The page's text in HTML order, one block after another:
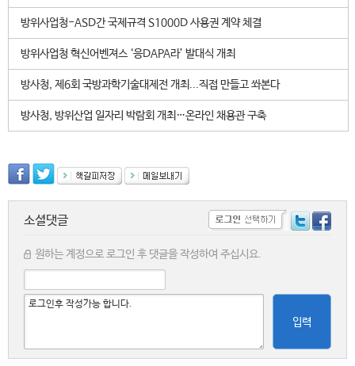
방위사업청-ASD간 국제규격 S1000D 사용권 계약 체결
방위사업청 혁신어벤져스 ‘응DAPA라’ 발대식 개최
방사청, 제6회 국방과학기술대제전 개최...직접 만들고 쏴본다
방사청, 방위산업 일자리 박람회 개최…온라인 채용관 구축
소셜댓글
원하는 계정으로 로그인 후 댓글을 작성하여 주십시요.
입력